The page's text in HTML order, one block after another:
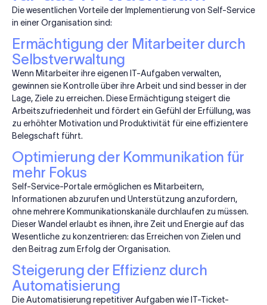
Die wesentlichen Vorteile der Implementierung von Self-Service
in einer Organisation sind:
Ermächtigung der Mitarbeiter durch
Selbstverwaltung
Wenn Mitarbeiter ihre eigenen IT-Aufgaben verwalten,
gewinnen sie Kontrolle über ihre Arbeit und sind besser in der
Lage, Ziele zu erreichen. Diese Ermächtigung steigert die
Arbeitszufriedenheit und fördert ein Gefühl der Erfüllung, was
zu erhöhter Motivation und Produktivität für eine effizientere
Belegschaft führt.
Optimierung der Kommunikation für
mehr Fokus
Self-Service-Portale ermöglichen es Mitarbeitern,
Informationen abzurufen und Unterstützung anzufordern,
ohne mehrere Kommunikationskanäle durchlaufen zu müssen.
Dieser Wandel erlaubt es ihnen, ihre Zeit und Energie auf das
Wesentliche zu konzentrieren: das Erreichen von Zielen und
den Beitrag zum Erfolg der Organisation.
Steigerung der Effizienz durch
Automatisierung
Die Automatisierung repetitiver Aufgaben wie IT-Ticket-